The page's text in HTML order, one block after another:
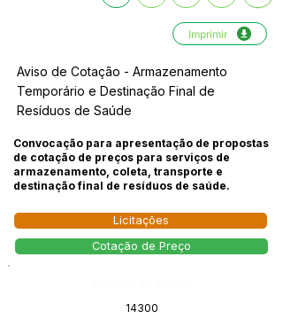
Imprimir
Aviso de Cotação - Armazenamento
Temporário e Destinação Final de
Resíduos de Saúde
Convocação para apresentação de propostas
de cotação de preços para serviços de
armazenamento, coleta, transporte e
destinação final de resíduos de saúde.
Licitações
Cotação de Preço
14300